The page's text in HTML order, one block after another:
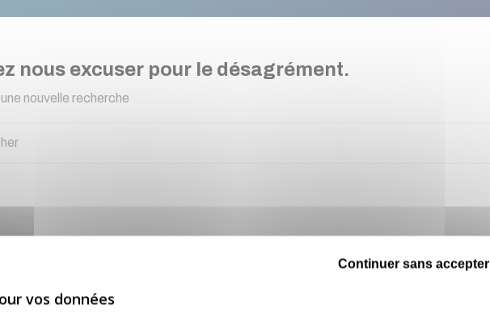
nous excuser pour le désagrément.
nouvelle recherche
Louez en toute confiance !
Contactez notre équipe pour un devis sur-mesure !
Continuer sans accepter